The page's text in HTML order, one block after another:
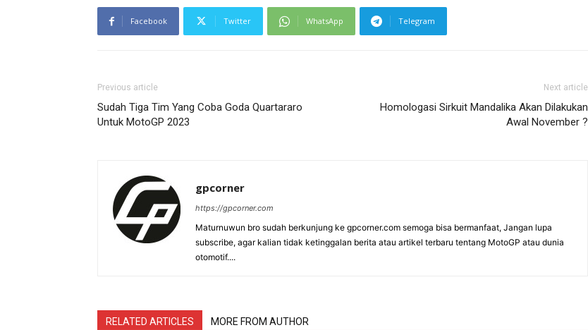
Facebook Twitter WhatsApp Telegram
Previous article
Sudah Tiga Tim Yang Coba Goda Quartararo
Untuk MotoGP 2023
Next article
Homologasi Sirkuit Mandalika Akan Dilakukan
Awal November ?
gpcorner
https://gpcorner.com
Maturnuwun bro sudah berkunjung ke gpcorner.com semoga bisa bermanfaat, Jangan lupa
subscribe, agar kalian tidak ketinggalan berita atau artikel terbaru tentang MotoGP atau dunia
otomotif....
RELATED ARTICLES MORE FROM AUTHOR